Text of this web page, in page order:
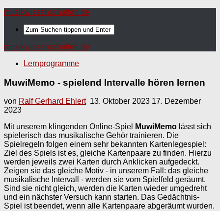
musikwissenschaften.de
musikwissenschaften.de
Lernprogramme
MuwiMemo - spielend Intervalle hören lernen
von Ralf Gerhard Ehlert 13. Oktober 2023 17. Dezember
2023
Mit unserem klingenden Online-Spiel
MuwiMemo lässt sich
spielerisch das musikalische Gehör trainieren. Die
Spielregeln folgen einem sehr bekannten Kartenlegespiel:
Ziel des Spiels ist es, gleiche Kartenpaare zu finden. Hierzu
werden jeweils zwei Karten durch Anklicken aufgedeckt.
Zeigen sie das gleiche Motiv - in unserem Fall: das gleiche
musikalische Intervall - werden sie vom Spielfeld geräumt.
Sind sie nicht gleich, werden die Karten wieder umgedreht
und ein nächster Versuch kann starten. Das Gedächtnis-
Spiel ist beendet, wenn alle Kartenpaare abgeräumt wurden.